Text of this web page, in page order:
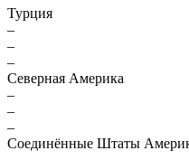
Турция
–
–
–
Северная Америка
–
–
–
Соединённые Штаты